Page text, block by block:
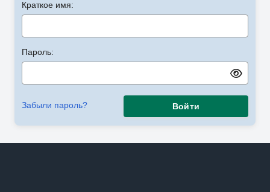
Краткое имя:
Пароль:
Забыли пароль? Войти